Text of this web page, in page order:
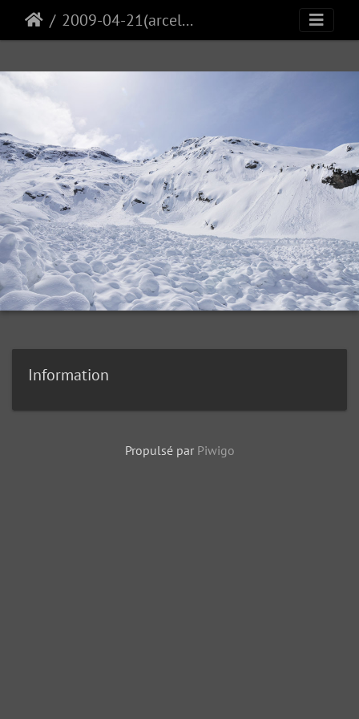
2009-04-21(arcelle)7
Information
Propulsé par Piwigo